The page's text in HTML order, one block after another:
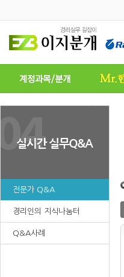
전문가 Q&A
경리인의 지식나눔터
Q&A사례